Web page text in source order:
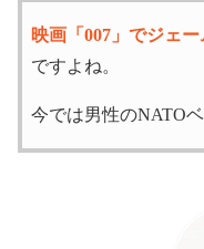
映画「007」でジェ
ですよね。
今では男性のNATO